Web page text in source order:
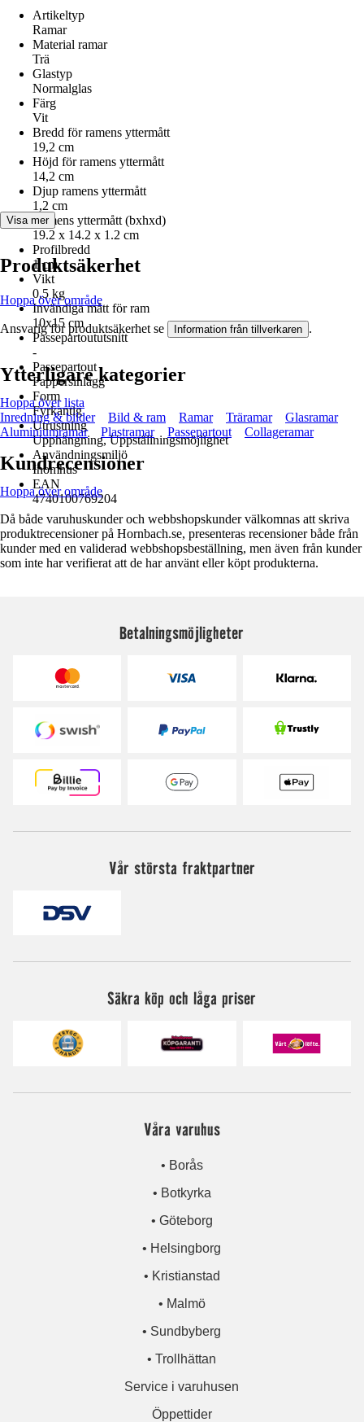
Artikeltyp
Ramar
Material ramar
Trä
Glastyp
Normalglas
Färg
Vit
Bredd för ramens yttermått
19,2 cm
Höjd för ramens yttermått
14,2 cm
Djup ramens yttermått
1,2 cm
Ramens yttermått (bxhxd)
19.2 x 14.2 x 1.2 cm
Profilbredd
1 cm
Vikt
0,5 kg
Invändiga mått för ram
10x15 cm
Passepartoututsnitt
-
Passepartout
Pappersinlägg
Form
Fyrkantig
Utrustning
Upphängning, Uppställningsmöjlighet
Användningsmiljö
Inomhus
EAN
4740100769204
Visa mer
Produktsäkerhet
Hoppa över område
Ansvarig för produktsäkerhet se Information från tillverkaren .
Ytterligare kategorier
Hoppa över lista
Inredning & bilder
Bild & ram Ramar Träramar
Glasramar
Aluminiumramar
Plastramar Passepartout Collageramar
Kundrecensioner
Hoppa över område
Då både varuhuskunder och webbshopskunder välkomnas att skriva
produktrecensioner på Hornbach.se, presenteras recensioner både från
kunder med en validerad webbshopsbeställning, men även från kunder
som inte har verifierat att de har använt eller köpt produkterna.
Betalningsmöjligheter
Vår största fraktpartner
Säkra köp och låga priser
Våra varuhus
• Borås
• Botkyrka
• Göteborg
• Helsingborg
• Kristianstad
• Malmö
• Sundbyberg
• Trollhättan
Service i varuhusen
Öppettider